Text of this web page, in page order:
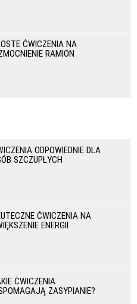
ĆWICZENIA NA
RAMION
ODPOWIEDNIE DLA
SZCZUPŁYCH
ĆWICZENIA NA
ENERGII
ĆWICZENIA
ZASYPIANIE?